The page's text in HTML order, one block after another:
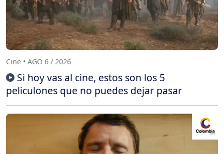
Cine • AGO 6 / 2026
Si hoy vas al cine, estos son los 5
peliculones que no puedes dejar pasar